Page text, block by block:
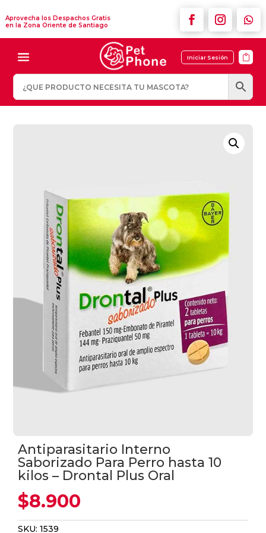
Aprovecha los Despachos Gratis
en la Zona Oriente de Santiago
Iniciar Sesión 
Antiparasitario Interno
Saborizado Para Perro hasta 10
kilos – Drontal Plus Oral
$8.900
SKU:1539